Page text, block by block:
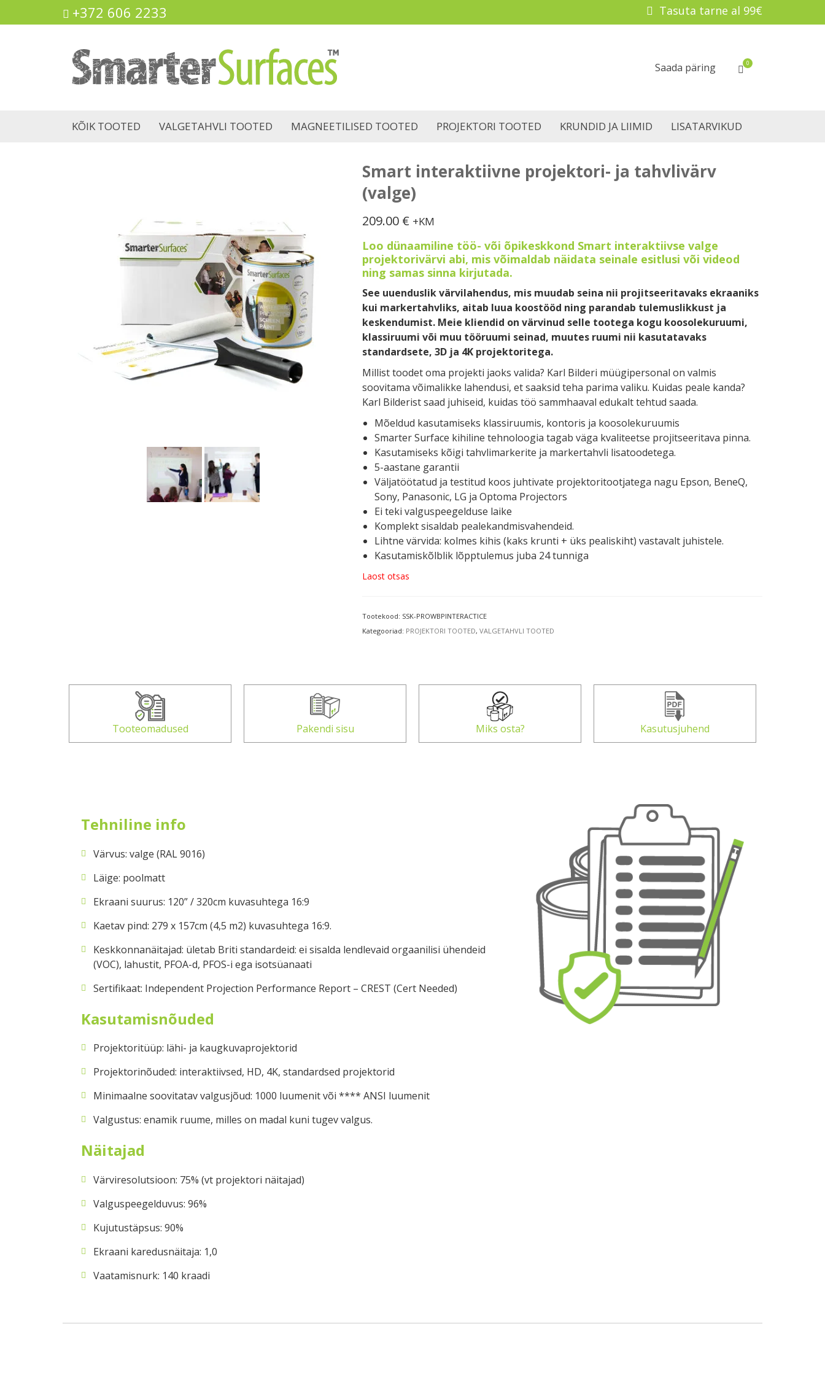
+372 606 2233 Tasuta tarne al 99€
Saada päring 0
KÕIK TOOTED VALGETAHVLI TOOTED MAGNEETILISED TOOTED PROJEKTORI TOOTED KRUNDID JA LIIMID LISATARVIKUD
Smart interaktiivne projektori- ja tahvlivärv
(valge)
209.00 € +KM
Loo dünaamiline töö- või õpikeskkond Smart interaktiivse valge
projektorivärvi abi, mis võimaldab näidata seinale esitlusi või videod
ning samas sinna kirjutada.
See uuenduslik värvilahendus, mis muudab seina nii projitseeritavaks ekraaniks
kui markertahvliks, aitab luua koostööd ning parandab tulemuslikkust ja
keskendumist. Meie kliendid on värvinud selle tootega kogu koosolekuruumi,
klassiruumi või muu tööruumi seinad, muutes ruumi nii kasutatavaks
standardsete, 3D ja 4K projektoritega.
Millist toodet oma projekti jaoks valida? Karl Bilderi müügipersonal on valmis
soovitama võimalikke lahendusi, et saaksid teha parima valiku. Kuidas peale kanda?
Karl Bilderist saad juhiseid, kuidas töö sammhaaval edukalt tehtud saada.
Mõeldud kasutamiseks klassiruumis, kontoris ja koosolekuruumis
Smarter Surface kihiline tehnoloogia tagab väga kvaliteetse projitseeritava pinna.
Kasutamiseks kõigi tahvlimarkerite ja markertahvli lisatoodetega.
5-aastane garantii
Väljatöötatud ja testitud koos juhtivate projektoritootjatega nagu Epson, BeneQ,
Sony, Panasonic, LG ja Optoma Projectors
Ei teki valguspeegelduse laike
Komplekt sisaldab pealekandmisvahendeid.
Lihtne värvida: kolmes kihis (kaks krunti + üks pealiskiht) vastavalt juhistele.
Kasutamiskõlblik lõpptulemus juba 24 tunniga
Laost otsas
Tootekood: SSK-PROWBPINTERACTICE
Kategooriad: PROJEKTORI TOOTED, VALGETAHVLI TOOTED
Tooteomadused Pakendi sisu Miks osta? Kasutusjuhend
Tehniline info
Värvus: valge (RAL 9016)
Läige: poolmatt
Ekraani suurus: 120” / 320cm kuvasuhtega 16:9
Kaetav pind: 279 x 157cm (4,5 m2) kuvasuhtega 16:9.
Keskkonnanäitajad: ületab Briti standardeid: ei sisalda lendlevaid orgaanilisi ühendeid
(VOC), lahustit, PFOA-d, PFOS-i ega isotsüanaati
Sertifikaat: Independent Projection Performance Report – CREST (Cert Needed)
Kasutamisnõuded
Projektoritüüp: lähi- ja kaugkuvaprojektorid
Projektorinõuded: interaktiivsed, HD, 4K, standardsed projektorid
Minimaalne soovitatav valgusjõud: 1000 luumenit või **** ANSI luumenit
Valgustus: enamik ruume, milles on madal kuni tugev valgus.
Näitajad
Värviresolutsioon: 75% (vt projektori näitajad)
Valguspeegelduvus: 96%
Kujutustäpsus: 90%
Ekraani karedusnäitaja: 1,0
Vaatamisnurk: 140 kraadi